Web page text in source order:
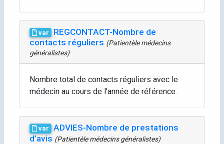
var
REGCONTACT-Nombre de
contacts réguliers (Patientèle médecins
généralistes)
Nombre total de contacts réguliers avec le
médecin au cours de l’année de référence.
var
ADVIES-Nombre de prestations
d’avis (Patientèle médecins généralistes)